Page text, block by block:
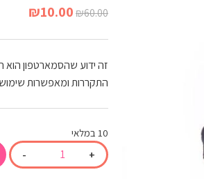
₪60.00
₪10.00
זה ידוע שהסמארטפון הוא
התקררות ומאפשרות
10 במלאי
+
-